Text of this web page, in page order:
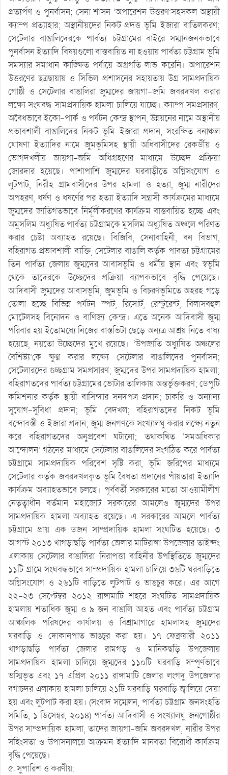
প্রত্যর্পণ ও পুনর্বাসন; সেনা শাসন ‘অপারেশন উত্তরণ’সহসকল অস্থায়ী
ক্যাম্প প্রত্যাহার; অস্থানীয়দের নিকট প্রদত্ত ভূমি ইজারা বাতিলকরণ;
সেটেলার বাঙালিদেরকে পার্বত্য চট্টগ্রামের বাইরে সম্মানজনকভাবে
পুনর্বাসন ইত্যাদি বিষয়গুলো বাস্তবায়িত না হওয়ায় পার্বত্য চট্টগ্রাম ভূমি
সমস্যার সমাধান কাঙ্ক্ষিত পর্যায়ে অগ্রগতি লাভ করেনি। অপারেশন
উত্তরণের ছত্রছায়ায় ও সিভিল প্রশাসনের সহায়তায় উগ্র সামপ্রদায়িক
গোষ্ঠী ও সেটেলার বাঙালিরা জুম্মদের জায়গা-জমি জবরদখল করার
লক্ষ্যে সংঘবদ্ধ সামপ্রদায়িক হামলা চালিয়ে যাচ্ছে। ক্যাম্প সমপ্রসারণ,
অবৈধভাবে ইকো-পার্ক ও পর্যটন কেন্দ্র স্থাপন, উন্নয়নের নামে অস্থানীয়
প্রভাবশালী বাঙালিদের নিকট ভূমি ইজারা প্রদান, সংরক্ষিত বনাঞ্চল
ঘোষণা ইত্যাদির নামে জুমভূমিসহ স্থায়ী অধিবাসীদের রেকর্ডীয় ও
ভোগদখলীয় জায়গা-জমি অধিগ্রহণের মাধ্যমে উচ্ছেদ প্রক্রিয়া
জোরদার হয়েছে। পাশাপাশি জুম্মদের ঘরবাড়ীতে অগ্নিসংযোগ ও
লুটপাট, নিরীহ গ্রামবাসীদের উপর হামলা ও হত্যা, জুম্ম নারীদের
অপহরণ, ধর্ষণ ও ধষর্ণের পর হত্যা ইত্যাদি সন্ত্রাসী কার্যক্রমের মাধ্যমে
জুম্মদের জাতিগতভাবে নির্মূলীকরণের কার্যক্রম বাস্তবায়িত হচ্ছে এবং
অমুসলিম অধ্যুষিত পার্বত্য চট্টগ্রামকে মুসলিম অধ্যুষিত অঞ্চলে পরিণত
করার চেষ্টা অব্যাহত রয়েছে। বিজিবি, সেনাবাহিনী, বন বিভাগ,
বহিরাগত প্রভাবশালী ব্যক্তি, সেটেলার বাঙালি কর্তৃক পাবত্য চট্টগ্রামের
তিন পার্বত্য জেলায় জুম্মদের আবাসভূমি ও ধর্মীয় স্থান এবং স্বভূমি
থেকে তাদেরকে উচ্ছেদের প্রক্রিয়া ব্যাপকভাবে বৃদ্ধি পেয়েছে।
আদিবাসী জুম্মদের আবাসভূমি, জুমভূমি ও বিচরণভূমিতে অহরহ গড়ে
তোলা হচ্ছে বিভিন্ন পর্যটন স্পট, রিসোর্ট, রেস্টুরেন্ট, বিলাসবহুল
মোটেলসহ বিনোদন ও বাণিজ্য কেন্দ্র। এতে অনেক আদিবাসী জুম্ম
পরিবার হয় ইতোমধ্যে নিজের বাস্তভিটা ছেড়ে অন্যত্র আশ্রয় নিতে বাধ্য
হয়েছে, নয়তো উচ্ছেদের মুখে রয়েছে। ‘উপজাতি অধ্যুষিত অঞ্চলের
বৈশিষ্ট্য’কে ক্ষুণ্ন করার লক্ষ্যে সেটেলার বাঙালিদের পুনর্বাসন;
সেটেলারদের গুচ্ছগ্রাম সমপ্রসারণ; জুম্মদের উপর সামপ্রদায়িক হামলা;
বহিরাগতদের পার্বত্য চট্টগ্রামের ভোটার তালিকায় অন্তর্ভুক্তকরণ; ডেপুটি
কমিশনার কর্তৃক স্থায়ী বাসিন্দার সনদপত্র প্রদান; চাকরি ও অন্যান্য
সুযোগ-সুবিধা প্রদান; ভূমি বেদখল; বহিরাগতদের নিকট ভূমি
বন্দোবস্তী ও ইজারা প্রদান; জুম্ম জনগণকে সংখ্যালঘু করার লক্ষ্যে নতুন
করে বহিরাগতদের অনুপ্রবেশ ঘটানো; তথাকথিত ‘সমঅধিকার
আন্দোলন’ গঠনের মাধ্যমে সেটেলার বাঙালিদের সংগঠিত করে পার্বত্য
চট্টগ্রামে সামপ্রদায়িক পরিবেশ সৃষ্টি করা, ভূমি জরিপের মাধ্যমে
সেটেলার কর্তৃক জবরদখলকৃত ভূমি বৈধতা প্রদানের পাঁয়তারা ইত্যাদি
কার্যক্রম অব্যাহতভাবে চলছে। পূর্ববর্তী সরকারের মতো আওয়ামীলীগ
নেতৃত্বাধীন বর্তমান মহাজোট সরকারের আমলেও জুম্মদের উপর
সামপ্রদায়িক হামলা অব্যাহত রয়েছে। এ সরকারের আমলে পার্বত্য
চট্টগ্রামে প্রায় এক ডজন সাম্প্রদায়িক হামলা সংঘটিত হয়েছে। ৩
আগস্ট ২০১৩ খাগড়াছড়ি পার্বত্য জেলার মাটিরাঙ্গা উপজেলার তাইন্দং
এলাকায় সেটেলার বাঙালিরা নিরাপত্তা বাহিনীর উপস্থিতিতে জুম্মদের
১১টি গ্রামে সংঘবদ্ধভাবে সাম্প্রদায়িক হামলা চালিয়ে ৩৬টি ঘরবাড়িতে
অগ্নিসংযোগ ও ২৬১টি বাড়িতে লুটপাট ও ভাঙচুর করে। এর আগে
২২-২৩ সেপ্টেম্বর ২০১২ রাঙ্গামাটি শহরে সংঘটিত সামপ্রদায়িক
হামলায় শতাধিক জুম্ম ও ৯ জন বাঙালি আহত এবং পার্বত্য চট্টগ্রাম
আঞ্চলিক পরিষদের কার্যালয় ও বিশ্রামাগারে হামলাসহ জুম্মদের
ঘরবাড়ি ও দোকানপাত ভাঙচুর করা হয়। ১৭ ফেব্রুয়ারী ২০১১
খাগড়াছড়ি পার্বত্য জেলার রামগড় ও মানিকছড়ি উপজেলায়
সামপ্রদায়িক হামলা চালিয়ে জুম্মদের ১১০টি ঘরবাড়ি সম্পূর্ণভাবে
ভস্মিভূত এবং ১৭ এপ্রিল ২০১১ রাঙ্গামাটি জেলার লংগদু উপজেলার
বগাচদর এলাকায় হামলা চালিয়ে ২১টি ঘরবাড়ি ঘরবাড়ি জ্বালিয়ে দেয়া
হয় এবং লুটপাট করা হয়। (সংবাদ সম্মেলন, পার্বত্য চট্টগ্রাম জনসংহতি
সমিতি, ১ ডিসেম্বর, ২০১৪) পার্বত্য আদিবাসী ও সংখ্যালঘু জনগোষ্ঠীর
উপর সাম্প্রদায়িক হামলা, তাদের জায়গা-জমি জবরদখল, নারীর উপর
সহিংসতা ও উপাসনালয়ে আক্রমন ইত্যাদি মানবতা বিরোধী কার্যক্রম
বৃদ্ধি পেয়েছে।
৫. সুপারিশ ও করণীয়: